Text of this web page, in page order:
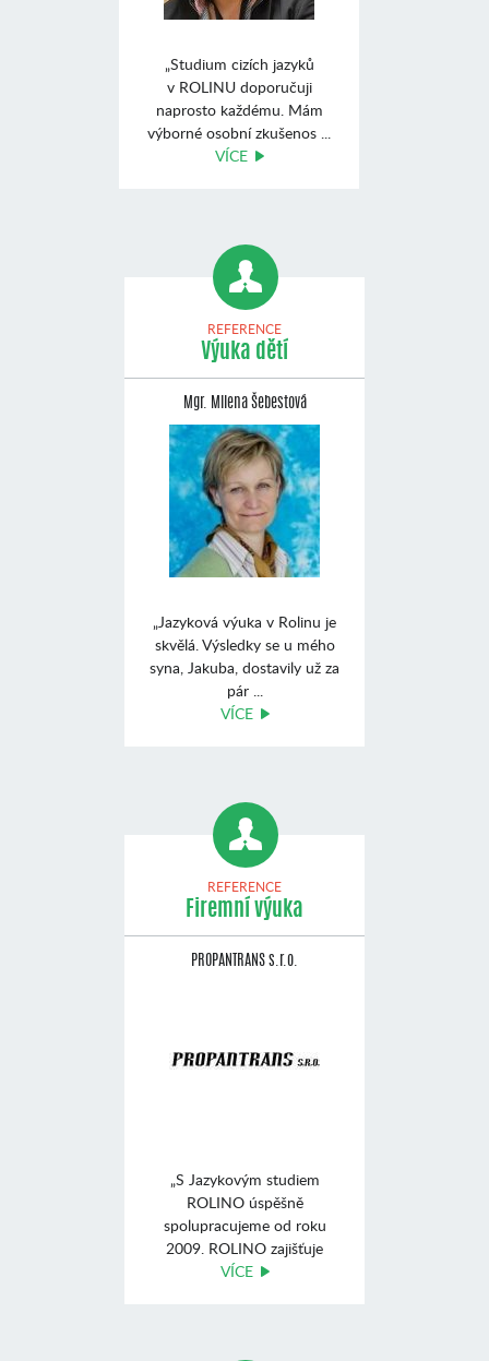
„Studium cizích jazyků
v ROLINU doporučuji
naprosto každému. Mám
výborné osobní zkušenos ...
VÍCE
REFERENCE
Výuka dětí
Mgr. Milena Šebestová
„Jazyková výuka v Rolinu je
skvělá. Výsledky se u mého
syna, Jakuba, dostavily už za
pár ...
VÍCE
REFERENCE
Firemní výuka
PROPANTRANS s.r.o.
„S Jazykovým studiem
ROLINO úspěšně
spolupracujeme od roku
2009. ROLINO zajišťuje
výuku angli ...
VÍCE